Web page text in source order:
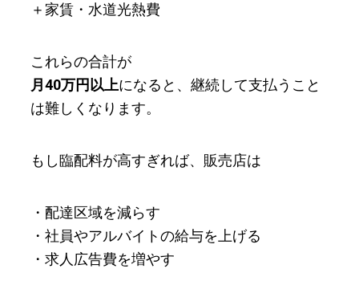
＋家賃・水道光熱費
これらの合計が
月40万円以上になると、継続して支払うこと
は難しくなります。
もし臨配料が高すぎれば、販売店は
・配達区域を減らす
・社員やアルバイトの給与を上げる
・求人広告費を増やす